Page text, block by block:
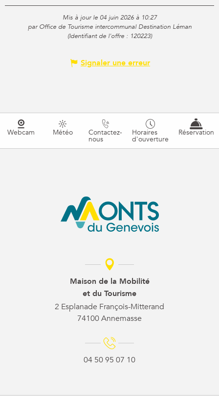
Mis à jour le 04 juin 2026 à 10:27
par Office de Tourisme intercommunal Destination Léman
(Identifiant de l'offre : 120223)
Signaler une erreur
Webcam Météo Contactez-
nous
Horaires
d'ouverture
Réservation
Maison de la Mobilité
et du Tourisme
2 Esplanade François-Mitterand
74100 Annemasse
04 50 95 07 10